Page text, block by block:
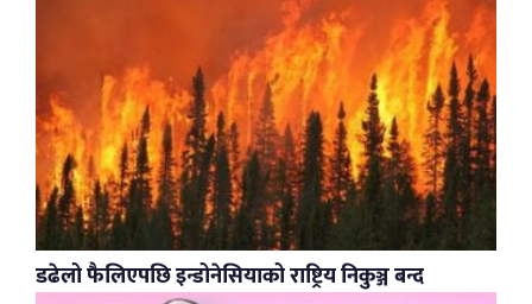
डढेलो फैलिएपछि इन्डोनेसियाको राष्ट्रिय निकुञ्ज बन्द